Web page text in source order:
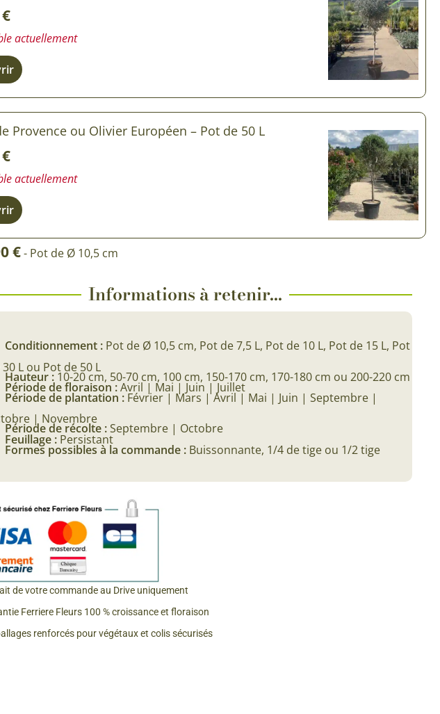
€
actuellement
Provence ou Olivier Européen – Pot de 50 L
€
actuellement
€- Pot de Ø 10,5 cm
Informations à retenir...
Conditionnement : Pot de Ø 10,5 cm, Pot de 7,5 L, Pot de 10 L, Pot de 15 L, Pot
30 L ou Pot de 50 L
Hauteur :10-20 cm, 50-70 cm, 100 cm, 150-170 cm, 170-180 cm ou 200-220 cm
Période de floraison :Avril | Mai | Juin | Juillet
Période de plantation : Février | Mars | Avril | Mai | Juin | Septembre |
| Novembre
Période de récolte :Septembre | Octobre
Feuillage : Persistant
Formes possibles à la commande : Buissonnante, 1/4 de tige ou 1/2 tige
de votre commande au Drive uniquement
Ferriere Fleurs 100 % croissance et floraison
renforcés pour végétaux et colis sécurisés